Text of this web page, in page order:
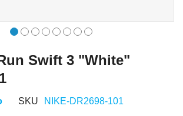
Swift 3 "White"
SKU NIKE-DR2698-101